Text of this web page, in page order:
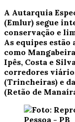
A Autarquia
(Emlur) segue
conservação e
As equipes estão
como
Ipês, Costa e
corredores
(Trincheiras) e
(Retão de